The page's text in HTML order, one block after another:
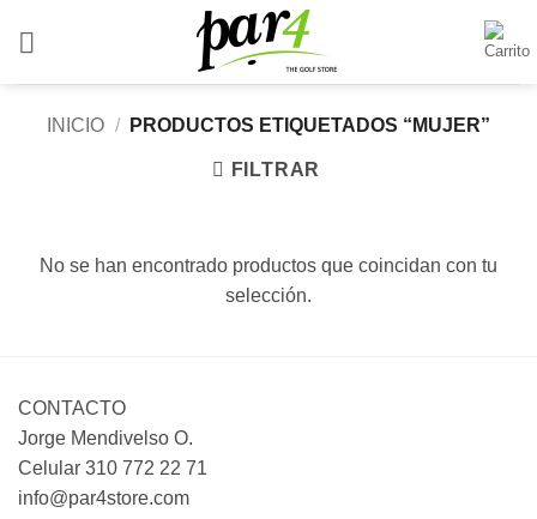
INICIO / PRODUCTOS ETIQUETADOS “MUJER”
FILTRAR
No se han encontrado productos que coincidan con tu
selección.
CONTACTO
Jorge Mendivelso O.
Celular 310 772 22 71
info@par4store.com